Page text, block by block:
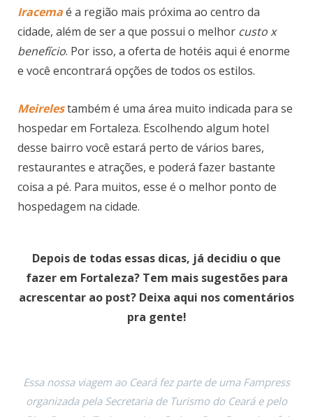
Iracemaé a região mais próxima ao centro da
cidade, além de ser a que possui o melhor custo x
benefício. Por isso, a oferta de hotéis aqui é enorme
e você encontrará opções de todos os estilos.
Meirelestambém é uma área muito indicada para se
hospedar em Fortaleza. Escolhendo algum hotel
desse bairro você estará perto de vários bares,
restaurantes e atrações, e poderá fazer bastante
coisa a pé. Para muitos, esse é o melhor ponto de
hospedagem na cidade.
Depois de todas essas dicas, já decidiu o que
fazer em Fortaleza? Tem mais sugestões para
acrescentar ao post? Deixa aqui nos comentários
pra gente!
Essa nossa viagem ao Ceará fez parte de uma Fampress
organizada pela Secretaria de Turismo do Ceará e pelo